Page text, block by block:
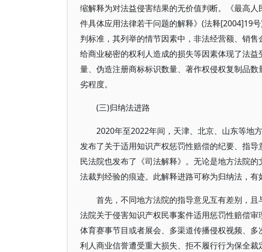
缩解释为对法益侵害结果的无价值判断。《最高
件具体应用法律若干问题的解释》(法释[2004]19
判标准，其列举的情节因素中，非法经营额、销
给商业秘密的权利人造成的损失等因素体现了法
量、伪造注册商标标识数量、著作权侵权复制品
劣程度。
(三)归纳法进路
2020年至2022年间，天津、北京、山东等地
发布了关于适用知识产权惩罚性赔偿的纪要、指
民法院也发布了《司法解释》。无论是地方法院
法裁判经验的痕迹。此解释进路可称为归纳法，有
首先，不同地方法院的指导意见互有差别，
法院关于侵害知识产权民事案件适用惩罚性赔偿
体育赛事节目或者展会、多渠道传播侵权视频、
利人商业信誉遭受重大损失、拒不履行行为保全